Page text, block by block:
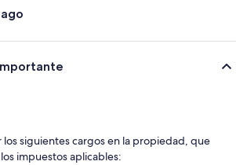
los siguientes cargos en la propiedad, que
impuestos aplicables: